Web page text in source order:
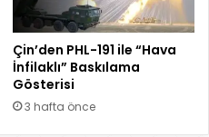
Çin’den PHL-191 ile “Hava
İnfilaklı” Baskılama
Gösterisi
3 hafta önce